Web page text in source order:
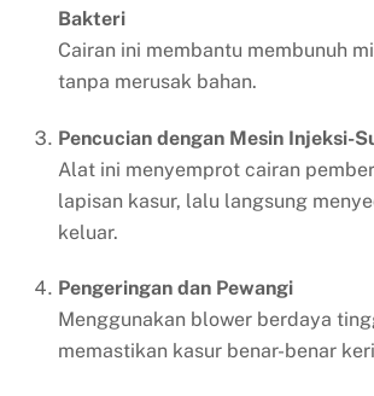
Bakteri
Cairan ini membantu membunuh
tanpa merusak bahan.
Pencucian dengan Mesin Injeksi-
Alat ini menyemprot cairan
lapisan kasur, lalu langsung
keluar.
Pengeringan dan Pewangi
Menggunakan blower berdaya
memastikan kasur benar-benar